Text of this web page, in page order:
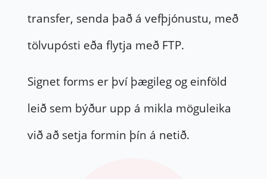
transfer, senda það á vefþjónustu, með
tölvupósti eða flytja með FTP.
Signet forms er því þægileg og einföld
leið sem býður upp á mikla möguleika
við að setja formin þín á netið.